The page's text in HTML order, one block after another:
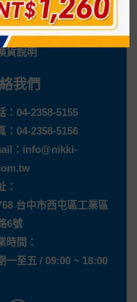
方式
方式
貨說明
我們
： 04-2358-5155
：04-2358-5156
： info@nikki-
：
台中市西屯區工業區
6號
時間：
一至五 / 09:00 ~ 18:00